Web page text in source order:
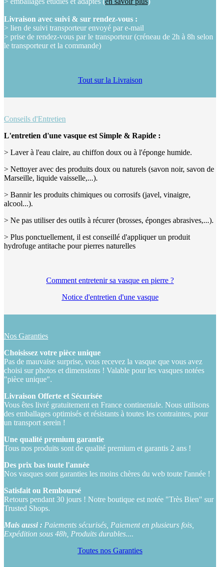
Livraison avec suivi & sur rendez-vous :
> lien de suivi transporteur envoyé par e-mail
> prise de rendez-vous par le transporteur (créneau de 2h à 8h selon
le transporteur et la commande)
Tout sur la Livraison
Conseils d'Entretien
L'entretien d'une vasque est Simple & Rapide :
> Laver à l'eau claire, au chiffon doux ou à l'éponge humide.
> Nettoyer avec des produits doux ou naturels (savon noir, savon de
Marseille, liquide vaisselle,...).
> Bannir les produits chimiques ou corrosifs (javel, vinaigre,
alcool...).
> Ne pas utiliser des outils à récurer (brosses, éponges abrasives,...).
> Plus ponctuellement, il est conseillé d'appliquer un produit
hydrofuge antitache pour pierres naturelles
Comment entretenir sa vasque en pierre ?
Notice d'entretien d'une vasque
Nos Garanties
Choisissez votre pièce unique
Pas de mauvaise surprise, vous recevez la vasque que vous avez
choisi sur photos et dimensions ! Valable pour les vasques notées
"pièce unique".
Livraison Offerte et Sécurisée
Vous êtes livré gratuitement en France continentale. Nous utilisons
des emballages optimisés et résistants à toutes les contraintes, pour
un transport serein !
Une qualité premium garantie
Tous nos produits sont de qualité premium et garantis 2 ans !
Des prix bas toute l'année
Nos vasques sont garanties les moins chères du web toute l'année !
Satisfait ou Remboursé
Retours pendant 30 jours ! Notre boutique est notée "Très Bien" sur
Trusted Shops.
Mais aussi : Paiements sécurisés, Paiement en plusieurs fois,
Expédition sous 48h, Produits durables....
Toutes nos Garanties